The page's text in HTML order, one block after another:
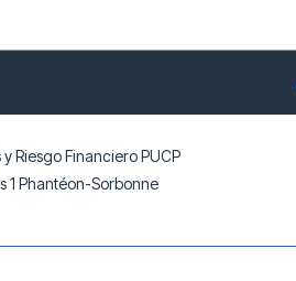
Riesgo Financiero PUCP
1 Phantéon-Sorbonne